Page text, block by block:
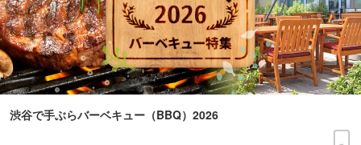
渋谷で手ぶらバーベキュー（BBQ）2026